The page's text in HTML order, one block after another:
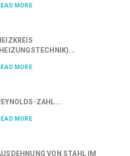
MORE
MORE
ZAHL...
MORE
VON STAHL IM